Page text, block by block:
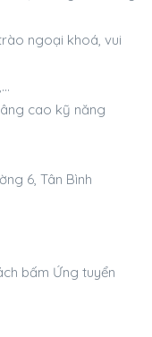
ngoại khoá, vui
cao kỹ năng
6, Tân Bình
bấm Ứng tuyển